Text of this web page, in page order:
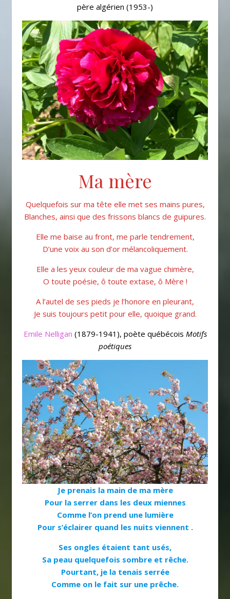
père algérien (1953-)
Ma mère
Quelquefois sur ma tête elle met ses mains pures,
Blanches, ainsi que des frissons blancs de guipures.
Elle me baise au front, me parle tendrement,
D’une voix au son d’or mélancoliquement.
Elle a les yeux couleur de ma vague chimère,
O toute poésie, ô toute extase, ô Mère !
A l’autel de ses pieds je l’honore en pleurant,
Je suis toujours petit pour elle, quoique grand.
Emile Nelligan (1879-1941), poète québécois Motifs
poétiques
Je prenais la main de ma mère
Pour la serrer dans les deux miennes
Comme l’on prend une lumière
Pour s’éclairer quand les nuits viennent .
Ses ongles étaient tant usés,
Sa peau quelquefois sombre et rêche.
Pourtant, je la tenais serrée
Comme on le fait sur une prêche.